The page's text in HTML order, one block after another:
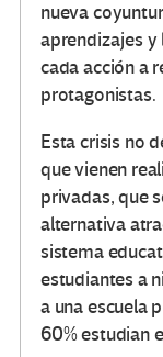
nueva
aprendizajes y
cada acción a
protagonistas.
Esta crisis no
que vienen
privadas, que
alternativa
sistema
estudiantes a
a una escuela
60% estudian